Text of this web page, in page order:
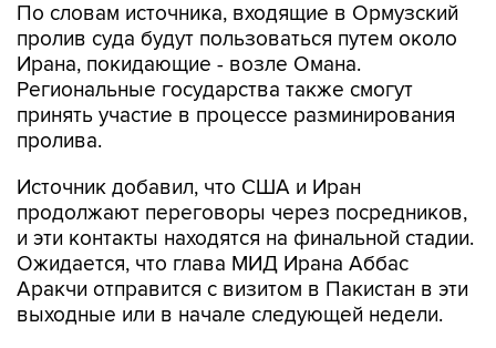
По словам источника, входящие в Ормузский
пролив суда будут пользоваться путем около
Ирана, покидающие - возле Омана.
Региональные государства также смогут
принять участие в процессе разминирования
пролива.
Источник добавил, что США и Иран
продолжают переговоры через посредников,
и эти контакты находятся на финальной стадии.
Ожидается, что глава МИД Ирана Аббас
Аракчи отправится с визитом в Пакистан в эти
выходные или в начале следующей недели.